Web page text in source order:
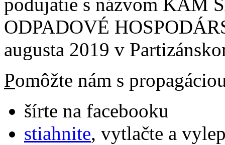
ODPADOVÉ
augusta 2019 v
Pomôžte nám s
šírte na facebooku
stiahnite, vytlačte a